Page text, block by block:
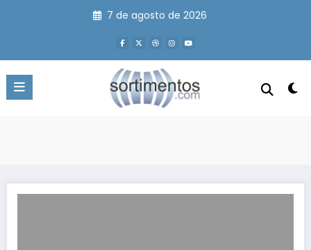
7 de agosto de 2026